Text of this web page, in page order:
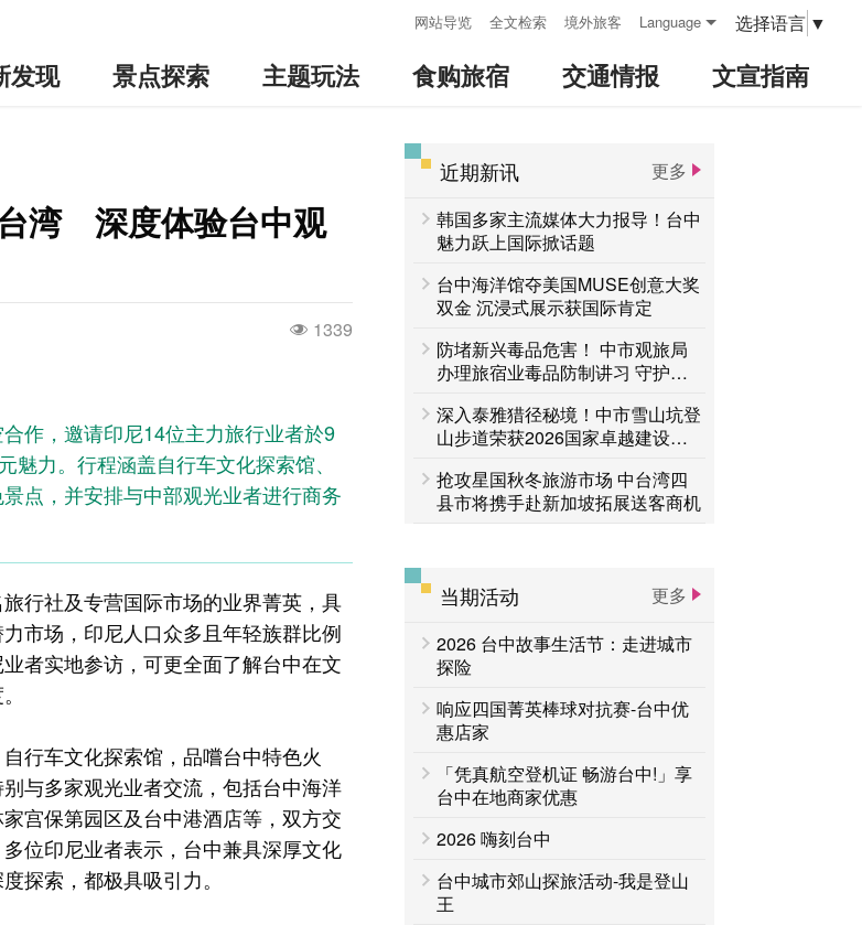
网站导览 全文检索 境外旅客 Language 选择语言 ▼
发现 景点探索 主题玩法 食购旅宿 交通情报 文宣指南
湾 深度体验台中观
1339
作，邀请印尼14位主力旅行业者於9
力。行程涵盖自行车文化探索馆、
点，并安排与中部观光业者进行商务
行社及专营国际市场的业界菁英，具
市场，印尼人口众多且年轻族群比例
者实地参访，可更全面了解台中在文
行车文化探索馆，品嚐台中特色火
与多家观光业者交流，包括台中海洋
宫保第园区及台中港酒店等，双方交
位印尼业者表示，台中兼具深厚文化
探索，都极具吸引力。
近期新讯
更多
韩国多家主流媒体大力报导！台中
魅力跃上国际掀话题
台中海洋馆夺美国MUSE创意大奖
双金 沉浸式展示获国际肯定
防堵新兴毒品危害！ 中市观旅局
办理旅宿业毒品防制讲习 守护旅
深入泰雅猎径秘境！中市雪山坑登
山步道荣获2026国家卓越建设奖
抢攻星国秋冬旅游市场 中台湾四
县市将携手赴新加坡拓展送客商机
当期活动
更多
2026 台中故事生活节：走进城市
探险
响应四国菁英棒球对抗赛-台中优
惠店家
「凭真航空登机证 畅游台中!」享
台中在地商家优惠
2026 嗨刻台中
台中城市郊山探旅活动-我是登山
王